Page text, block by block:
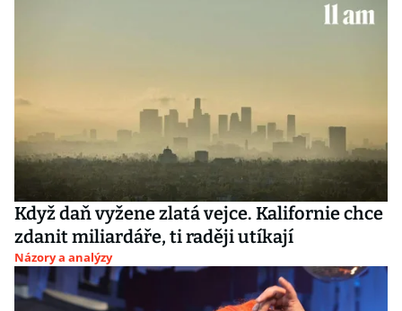
Když daň vyžene zlatá vejce. Kalifornie chce
zdanit miliardáře, ti raději utíkají
Názory a analýzy